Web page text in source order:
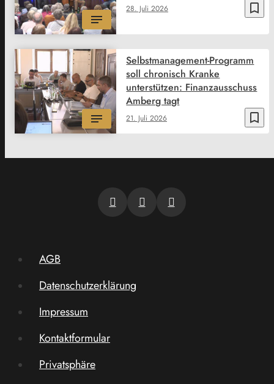
bookmark_border
28. Juli 2026
bookmark_border
21. Juli 2026
Selbstmanagement-Programm
soll chronisch Kranke
unterstützen: Finanzausschuss
Amberg tagt
AGB
Datenschutzerklärung
Impressum
Kontaktformular
Privatsphäre